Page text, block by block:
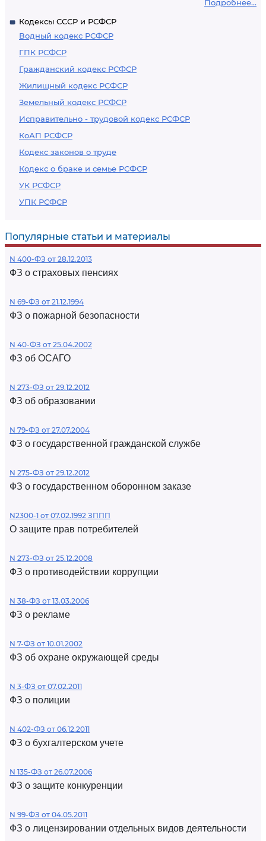
Подробнее...
Кодексы СССР и РСФСР
Водный кодекс РСФСР
ГПК РСФСР
Гражданский кодекс РСФСР
Жилищный кодекс РСФСР
Земельный кодекс РСФСР
Исправительно - трудовой кодекс РСФСР
КоАП РСФСР
Кодекс законов о труде
Кодекс о браке и семье РСФСР
УК РСФСР
УПК РСФСР
Популярные статьи и материалы
N 400-ФЗ от 28.12.2013
ФЗ о страховых пенсиях
N 69-ФЗ от 21.12.1994
ФЗ о пожарной безопасности
N 40-ФЗ от 25.04.2002
ФЗ об ОСАГО
N 273-ФЗ от 29.12.2012
ФЗ об образовании
N 79-ФЗ от 27.07.2004
ФЗ о государственной гражданской службе
N 275-ФЗ от 29.12.2012
ФЗ о государственном оборонном заказе
N2300-1 от 07.02.1992 ЗППП
О защите прав потребителей
N 273-ФЗ от 25.12.2008
ФЗ о противодействии коррупции
N 38-ФЗ от 13.03.2006
ФЗ о рекламе
N 7-ФЗ от 10.01.2002
ФЗ об охране окружающей среды
N 3-ФЗ от 07.02.2011
ФЗ о полиции
N 402-ФЗ от 06.12.2011
ФЗ о бухгалтерском учете
N 135-ФЗ от 26.07.2006
ФЗ о защите конкуренции
N 99-ФЗ от 04.05.2011
ФЗ о лицензировании отдельных видов деятельности